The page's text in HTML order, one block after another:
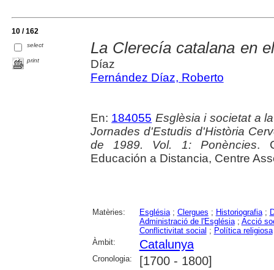
10 / 162
select
print
La Clerecía catalana en
Díaz
Fernández Díaz, Roberto
En: 184055 Esglèsia i societat a
Jornades d'Estudis d'Història
de 1989. Vol. 1: Ponències.
Educación a Distancia, Centre
Matèries: Església; Clergues ; Historiografia;
Administració de l'Església; Acció
Conflictivitat social ; Política religiosa
Àmbit:
Catalunya
Cronologia: [1700 - 1800]